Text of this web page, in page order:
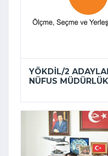
YÖKDİL/2
NÜFUS